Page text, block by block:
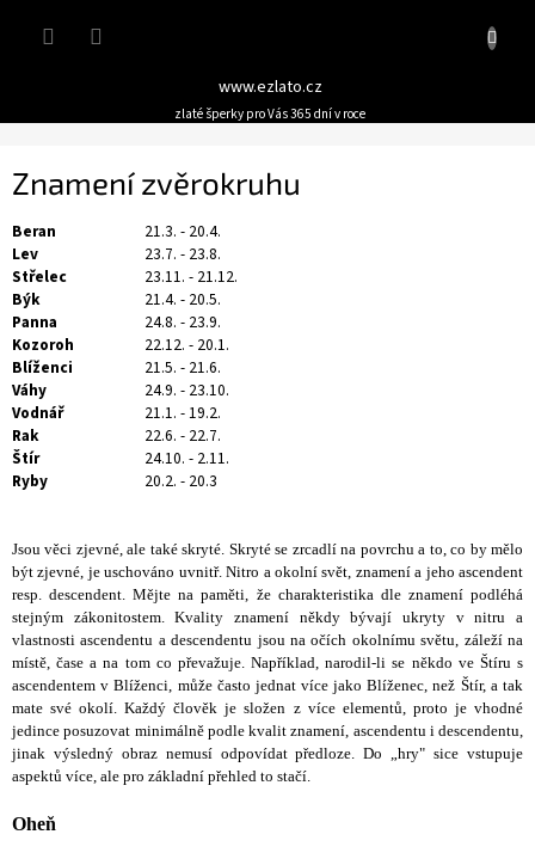
www.ezlato.cz
zlaté šperky pro Vás 365 dní v roce
Znamení zvěrokruhu
Beran
21.3. - 20.4.
Lev
23.7. - 23.8.
Střelec
23.11. - 21.12.
Býk
21.4. - 20.5.
Panna
24.8. - 23.9.
Kozoroh
22.12. - 20.1.
Blíženci
21.5. - 21.6.
Váhy
24.9. - 23.10.
Vodnář
21.1. - 19.2.
Rak
22.6. - 22.7.
Štír
24.10. - 2.11.
Ryby
20.2. - 20.3
Jsou věci zjevné, ale také skryté. Skryté se zrcadlí na povrchu a to, co by mělo
být zjevné, je uschováno uvnitř. Nitro a okolní svět, znamení a jeho ascendent
resp. descendent. Mějte na paměti, že charakteristika dle znamení podléhá
stejným zákonitostem. Kvality znamení někdy bývají ukryty v nitru a
vlastnosti ascendentu a descendentu jsou na očích okolnímu světu, záleží na
místě, čase a na tom co převažuje. Například, narodil-li se někdo ve Štíru s
ascendentem v Blíženci, může často jednat více jako Blíženec, než Štír, a tak
mate své okolí. Každý člověk je složen z více elementů, proto je vhodné
jedince posuzovat minimálně podle kvalit znamení, ascendentu i descendentu,
jinak výsledný obraz nemusí odpovídat předloze. Do „hry" sice vstupuje
aspektů více, ale pro základní přehled to stačí.
Oheň